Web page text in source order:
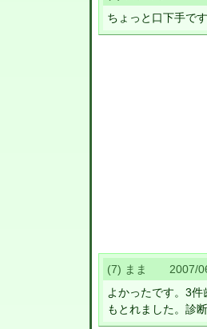
ちょっと口下手で
(7) まま 2007/
よかったです。3
もとれました。診